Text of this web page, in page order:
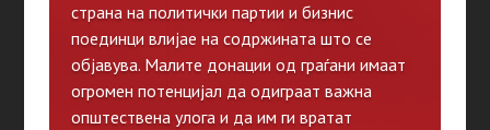
страна на политички партии и бизнис
поединци влијае на содржината што се
објавува. Малите донации од граѓани имаат
огромен потенцијал да одиграат важна
општествена улога и да им ги вратат